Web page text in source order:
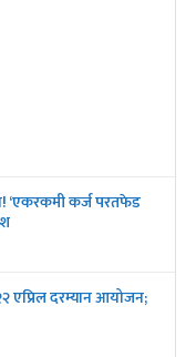
‘एकरकमी कर्ज परतफेड
एप्रिल दरम्यान आयोजन;